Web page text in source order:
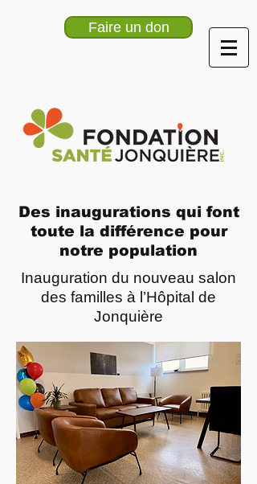
Faire un don
Des inaugurations qui font
toute la différence pour
notre population
Inauguration du nouveau salon
des familles à l’Hôpital de
Jonquière